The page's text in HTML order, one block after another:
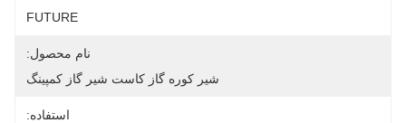
FUTURE
نام محصول:
شیر کوره گاز کاست شیر ​​گاز کمپینگ
استفاده: